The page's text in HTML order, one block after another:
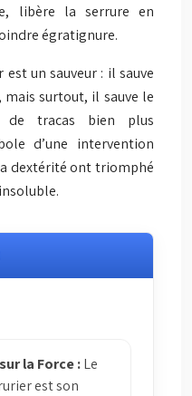
libère la serrure en
égratignure.
est un sauveur : il sauve
surtout, il sauve le
de tracas bien plus
d’une intervention
dextérité ont triomphé
la Force :Le
est son